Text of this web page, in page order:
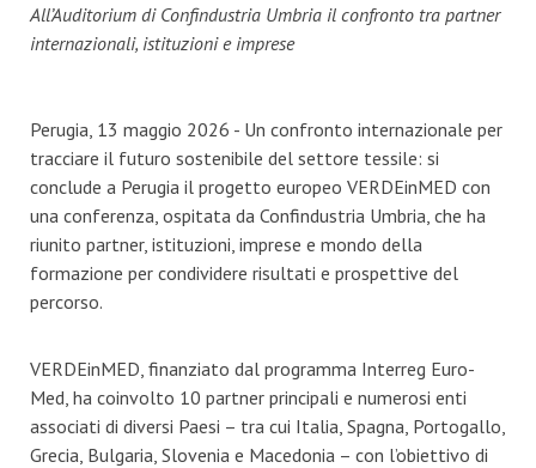
All’Auditorium di Confindustria Umbria il confronto tra partner
internazionali, istituzioni e imprese
Perugia, 13 maggio 2026 - Un confronto internazionale per
tracciare il futuro sostenibile del settore tessile: si
conclude a Perugia il progetto europeo VERDEinMED con
una conferenza, ospitata da Confindustria Umbria, che ha
riunito partner, istituzioni, imprese e mondo della
formazione per condividere risultati e prospettive del
percorso.
VERDEinMED, finanziato dal programma Interreg Euro-
Med, ha coinvolto 10 partner principali e numerosi enti
associati di diversi Paesi – tra cui Italia, Spagna, Portogallo,
Grecia, Bulgaria, Slovenia e Macedonia – con l’obiettivo di